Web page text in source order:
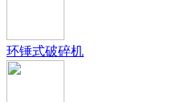
环锤式破碎机